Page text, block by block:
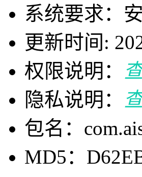
系统要求：
更新时间:
权限说明：
隐私说明：
包名：
MD5：